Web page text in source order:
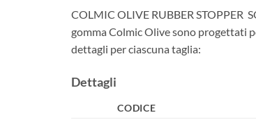
COLMIC OLIVE RUBBER STOPPER
gomma Colmic Olive sono progettati
dettagli per ciascuna taglia:
Dettagli
CODICE